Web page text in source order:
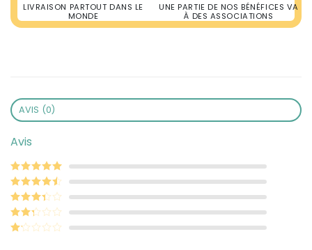
LIVRAISON PARTOUT DANS LE
MONDE
UNE PARTIE DE NOS BÉNÉFICES VA
À DES ASSOCIATIONS
AVIS (0)
Avis
Note5sur 5
Note4sur
5
Note3
sur 5
Note